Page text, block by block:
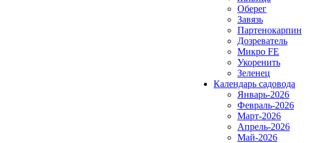
Оберег
Завязь
Партенокарпин
Дозреватель
Микро FE
Укоренить
Зеленец
Календарь садовода
Январь-2026
Февраль-2026
Март-2026
Апрель-2026
Май-2026